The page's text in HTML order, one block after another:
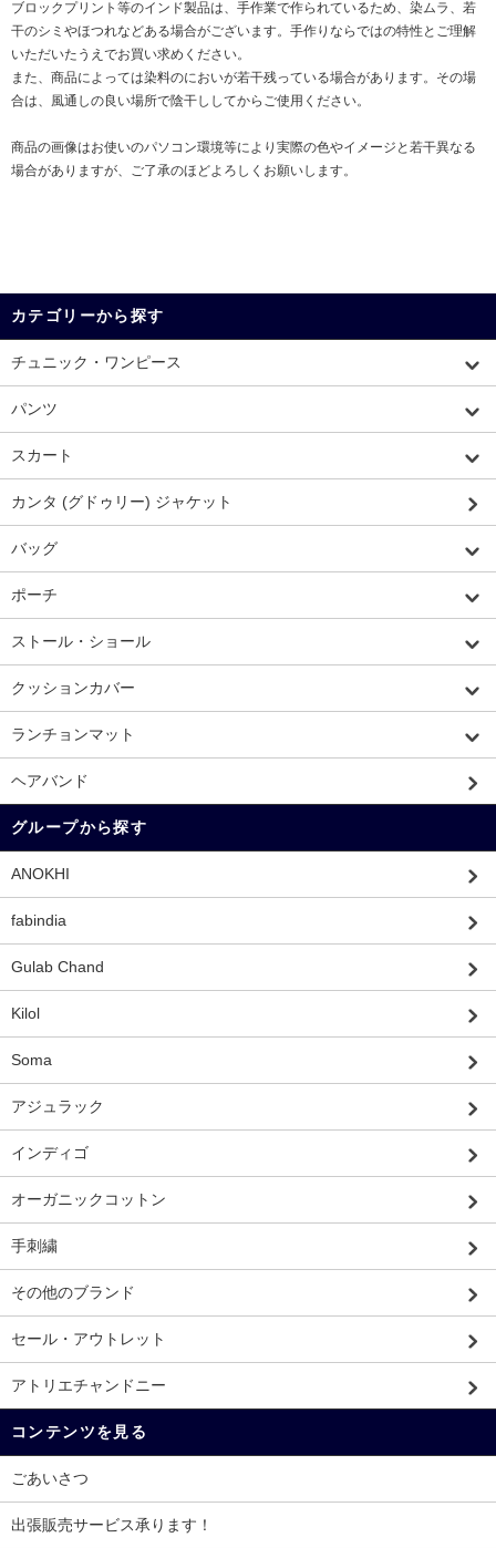
ブロックプリント等のインド製品は、手作業で作られているため、染ムラ、若
干のシミやほつれなどある場合がございます。手作りならではの特性とご理解
いただいたうえでお買い求めください。
また、商品によっては染料のにおいが若干残っている場合があります。その場
合は、風通しの良い場所で陰干ししてからご使用ください。
商品の画像はお使いのパソコン環境等により実際の色やイメージと若干異なる
場合がありますが、ご了承のほどよろしくお願いします。
カテゴリーから探す
チュニック・ワンピース
パンツ
スカート
カンタ (グドゥリー) ジャケット
バッグ
ポーチ
ストール・ショール
クッションカバー
ランチョンマット
ヘアバンド
グループから探す
ANOKHI
fabindia
Gulab Chand
Kilol
Soma
アジュラック
インディゴ
オーガニックコットン
手刺繍
その他のブランド
セール・アウトレット
アトリエチャンドニー
コンテンツを見る
ごあいさつ
出張販売サービス承ります！